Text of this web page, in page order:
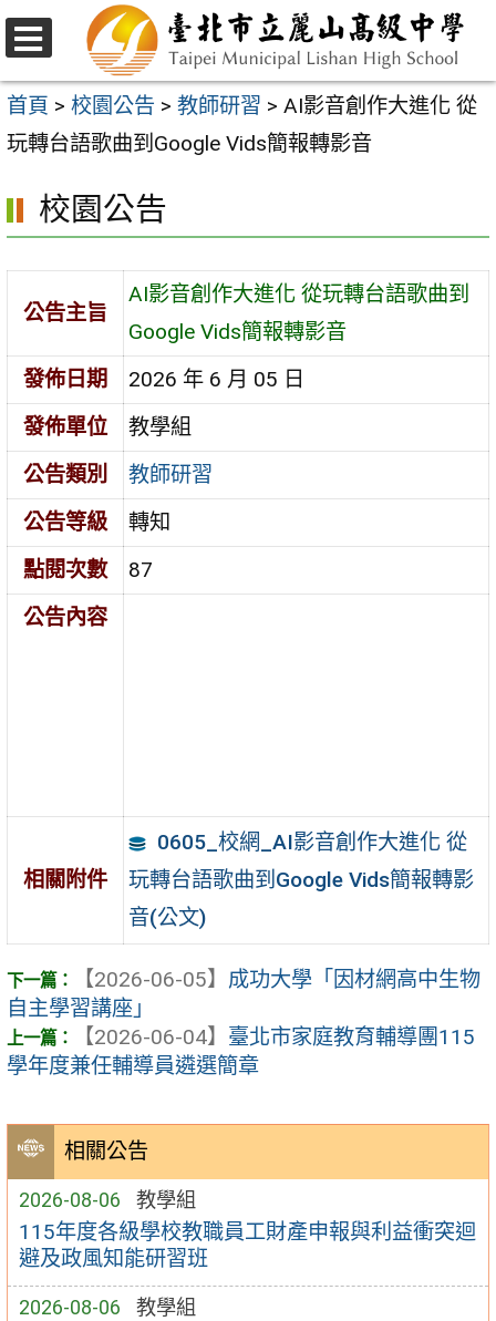
跳
至
主
要
容
區
選
單
首頁 > 校園公告 > 教師研習 > AI影音創作大進化 從
玩轉台語歌曲到Google Vids簡報轉影音
相關公告
2026-08-06 教學組
115年度各級學校教職員工財產申報與利益衝突迴
避及政風知能研習班
2026-08-06 教學組
校園公告
公告主旨
AI影音創作大進化 從玩轉台語歌曲到
Google Vids簡報轉影音
發佈日期
2026 年 6 月 05 日
發佈單位
教學組
公告類別
教師研習
公告等級
轉知
點閱次數
87
公告內容
相關附件
0605_校網_AI影音創作大進化 從
玩轉台語歌曲到Google Vids簡報轉影
音(公文)
【2026-06-05】 成功大學「因材網高中生物
自主學習講座」
【2026-06-04】 臺北市家庭教育輔導團115
學年度兼任輔導員遴選簡章